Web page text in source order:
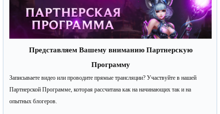
Представляем Вашему вниманию Партнерскую
Программу
Записываете видео или проводите прямые трансляции? Участвуйте в нашей
Партнерской Программе, которая рассчитана как на начинающих так и на
опытных блогеров.